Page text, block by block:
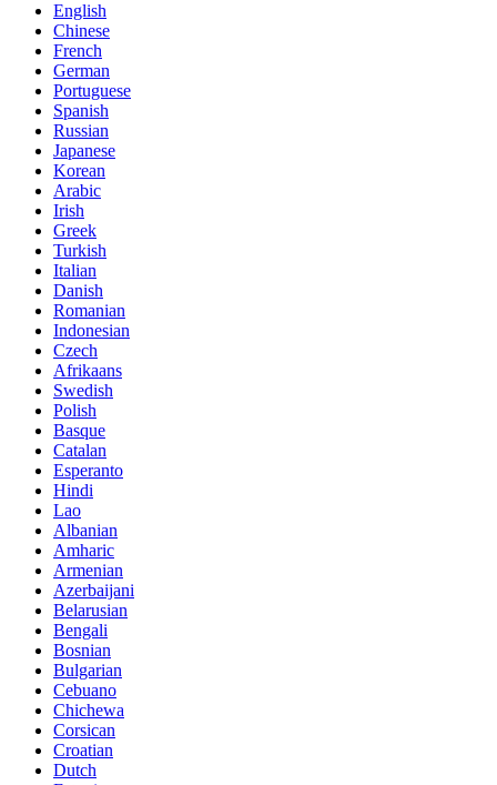
English
Chinese
French
German
Portuguese
Spanish
Russian
Japanese
Korean
Arabic
Irish
Greek
Turkish
Italian
Danish
Romanian
Indonesian
Czech
Afrikaans
Swedish
Polish
Basque
Catalan
Esperanto
Hindi
Lao
Albanian
Amharic
Armenian
Azerbaijani
Belarusian
Bengali
Bosnian
Bulgarian
Cebuano
Chichewa
Corsican
Croatian
Dutch